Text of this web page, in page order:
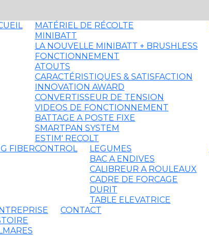
MATÉRIEL DE RÉCOLTE
MINIBATT
LA NOUVELLE MINIBATT + BRUSHLESS
FONCTIONNEMENT
ATOUTS
CARACTÉRISTIQUES & SATISFACTION
INNOVATION AWARD
CONVERTISSEUR DE TENSION
VIDEOS DE FONCTIONNEMENT
BATTAGE A POSTE FIXE
SMARTPAN SYSTEM
ESTIM' RECOLT
FIBERCONTROL
LEGUMES
BAC A ENDIVES
CALIBREUR A ROULEAUX
CADRE DE FORCAGE
DURIT
TABLE ELEVATRICE
CONTACT